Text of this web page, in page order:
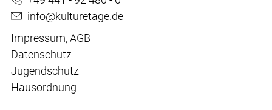
info@kulturetage.de
Impressum,AGB
Datenschutz
Jugendschutz
Hausordnung